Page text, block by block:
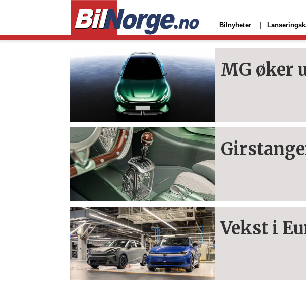
Bilnyheter
MG øker
Vekst i